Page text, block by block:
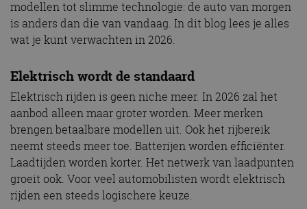
modellen tot slimme technologie: de auto van morgen
is anders dan die van vandaag. In dit blog lees je alles
wat je kunt verwachten in 2026.
Elektrisch wordt de standaard
Elektrisch rijden is geen niche meer. In 2026 zal het
aanbod alleen maar groter worden. Meer merken
brengen betaalbare modellen uit. Ook het rijbereik
neemt steeds meer toe. Batterijen worden efficiënter.
Laadtijden worden korter. Het netwerk van laadpunten
groeit ook. Voor veel automobilisten wordt elektrisch
rijden een steeds logischere keuze.